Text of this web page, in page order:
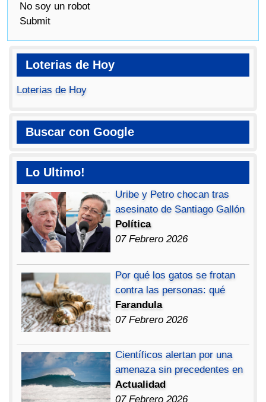
No soy un robot
Submit
Loterias de Hoy
Loterias de Hoy
Buscar con Google
Lo Ultimo!
Uribe y Petro chocan tras
asesinato de Santiago Gallón
Política
07 Febrero 2026
Por qué los gatos se frotan
contra las personas: qué
Farandula
07 Febrero 2026
Científicos alertan por una
amenaza sin precedentes en
Actualidad
07 Febrero 2026